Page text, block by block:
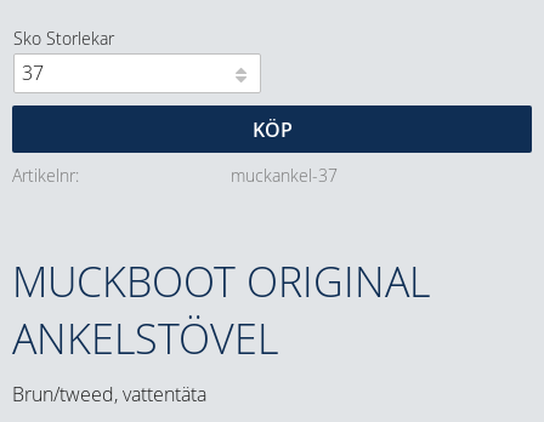
Sko Storlekar
KÖP
Artikelnr muckankel-37
MUCKBOOT ORIGINAL
ANKELSTÖVEL
Brun/tweed, vattentäta